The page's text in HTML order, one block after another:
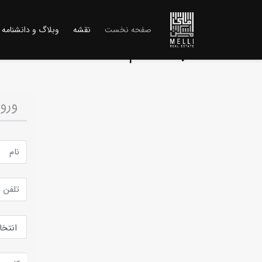
صفحه نخست(current) نقشه وبلاگ و دانشنامه
ثبت نام